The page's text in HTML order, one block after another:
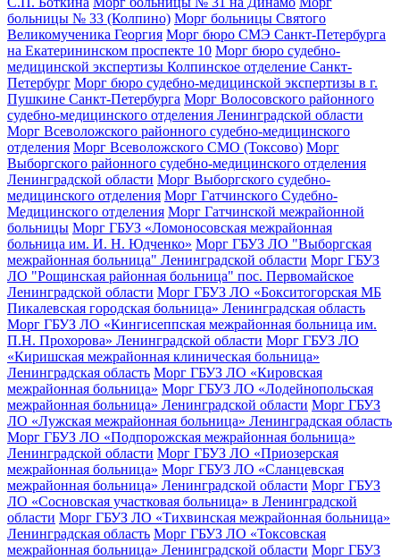
больницы № 33 (Колпино) Морг больницы Святого
Великомученика Георгия Морг бюро СМЭ Санкт-Петербурга
на Екатерининском проспекте 10 Морг бюро судебно-
медицинской экспертизы Колпинское отделение Санкт-
Петербург Морг бюро судебно-медицинской экспертизы в г.
Пушкине Санкт-Петербурга Морг Волосовского районного
судебно-медицинского отделения Ленинградской области
Морг Всеволожского районного судебно-медицинского
отделения Морг Всеволожского СМО (Токсово) Морг
Выборгского районного судебно-медицинского отделения
Ленинградской области Морг Выборгского судебно-
медицинского отделения Морг Гатчинского Судебно-
Медицинского отделения Морг Гатчинской межрайонной
больницы Морг ГБУЗ «Ломоносовская межрайонная
больница им. И. Н. Юдченко» Морг ГБУЗ ЛО "Выборгская
межрайонная больница" Ленинградской области Морг ГБУЗ
ЛО "Рощинская районная больница" пос. Первомайское
Ленинградской области Морг ГБУЗ ЛО «Бокситогорская МБ
Пикалевская городская больница» Ленинградская область
Морг ГБУЗ ЛО «Кингисеппская межрайонная больница им.
П.Н. Прохорова» Ленинградской области Морг ГБУЗ ЛО
«Киришская межрайонная клиническая больница»
Ленинградская область Морг ГБУЗ ЛО «Кировская
межрайонная больница» Морг ГБУЗ ЛО «Лодейнопольская
межрайонная больница» Ленинградской области Морг ГБУЗ
ЛО «Лужская межрайонная больница» Ленинградская область
Морг ГБУЗ ЛО «Подпорожская межрайонная больница»
Ленинградской области Морг ГБУЗ ЛО «Приозерская
межрайонная больница» Морг ГБУЗ ЛО «Сланцевская
межрайонная больница» Ленинградской области Морг ГБУЗ
ЛО «Сосновская участковая больница» в Ленинградской
области Морг ГБУЗ ЛО «Тихвинская межрайонная больница»
Ленинградская область Морг ГБУЗ ЛО «Токсовская
межрайонная больница» Ленинградской области Морг ГБУЗ